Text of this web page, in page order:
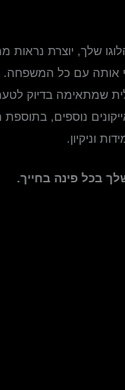
שלך, יוצרת נראות
שמתאימה בדיוק
נוספים,
וניקיון.
בכל פינה בחייך.